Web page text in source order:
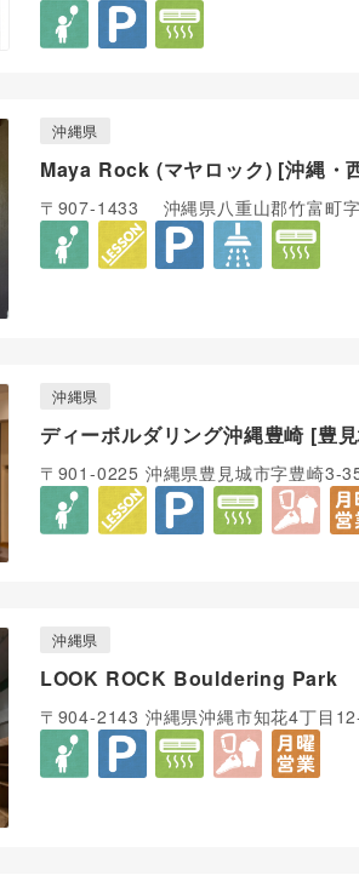
沖縄県
Maya Rock (マヤロック) [沖縄・
〒907-1433 沖縄県八重山郡竹富町
沖縄県
ディーボルダリング沖縄豊崎 [豊
〒901-0225 沖縄県豊見城市字豊崎3-
沖縄県
LOOK ROCK Bouldering Park
〒904-2143 沖縄県沖縄市知花4丁目